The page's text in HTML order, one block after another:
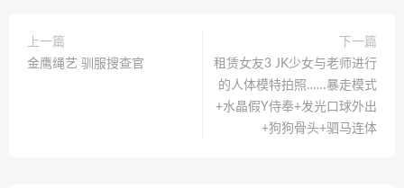
上一篇
金鹰绳艺 驯服搜查官
下一篇
租赁女友3 JK少女与老师进行
的人体模特拍照……暴走模式
+水晶假Y侍奉+发光口球外出
+狗狗骨头+驷马连体